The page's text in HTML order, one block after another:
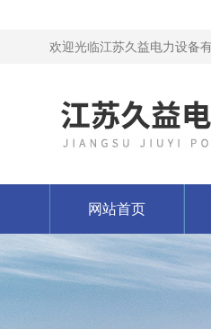
欢迎光临江苏久益电力设备
网站首页